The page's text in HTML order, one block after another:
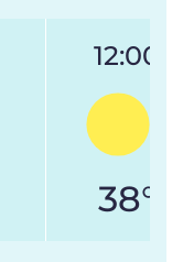
12:00
38°